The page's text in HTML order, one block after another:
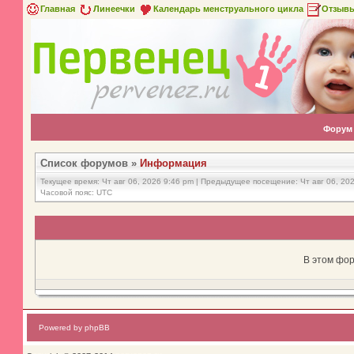
Главная Линеечки Календарь менструального цикла
Форум
Список форумов » Информация
Текущее время: Чт авг 06, 2026 9:46 pm | Предыдущее посещение: Чт авг 06,
Часовой пояс: UTC
В этом
Powered by phpBB